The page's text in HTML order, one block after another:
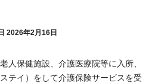
2026年2月16日
人保健施設、介護医療院等に入所、
テイ）をして介護保険サービスを受